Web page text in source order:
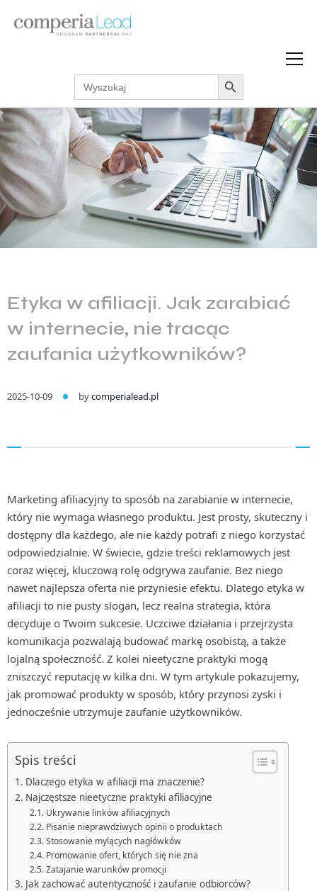
Strefa Wiedzy
Podcasty
Zarabiaj w internecie
Akcje promocyjne
Regulaminy
Search
for:
Search Button
Etyka w afiliacji. Jak zarabiać
w internecie, nie tracąc
zaufania użytkowników?
2025-10-09 bycomperialead.pl
Marketing afiliacyjny to sposób na zarabianie w internecie,
który nie wymaga własnego produktu. Jest prosty, skuteczny i
dostępny dla każdego, ale nie każdy potrafi z niego korzystać
odpowiedzialnie. W świecie, gdzie treści reklamowych jest
coraz więcej, kluczową rolę odgrywa zaufanie. Bez niego
nawet najlepsza oferta nie przyniesie efektu. Dlatego etyka w
afiliacji to nie pusty slogan, lecz realna strategia, która
decyduje o Twoim sukcesie. Uczciwe działania i przejrzysta
komunikacja pozwalają budować markę osobistą, a także
lojalną społeczność. Z kolei nieetyczne praktyki mogą
zniszczyć reputację w kilka dni. W tym artykule pokazujemy,
jak promować produkty w sposób, który przynosi zyski i
jednocześnie utrzymuje zaufanie użytkowników.
Spis treści
Dlaczego etyka w afiliacji ma znaczenie?
Najczęstsze nieetyczne praktyki afiliacyjne
Ukrywanie linków afiliacyjnych
Pisanie nieprawdziwych opinii o produktach
Stosowanie mylących nagłówków
Promowanie ofert, których się nie zna
Zatajanie warunków promocji
Jak zachować autentyczność i zaufanie odbiorców?